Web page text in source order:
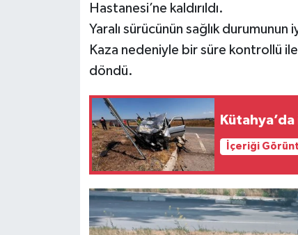
Hastanesi’ne kaldırıldı.
Yaralı sürücünün sağlık
Kaza nedeniyle bir süre kontrollü
döndü.
İçeriği
Teknoloji